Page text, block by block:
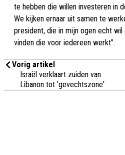
te hebben die willen investeren in
We kijken ernaar uit samen te
president, die in mijn ogen echt
vinden die voor iedereen werkt".
Vorig artikel
Israël verklaart zuiden van
Libanon tot 'gevechtszone'